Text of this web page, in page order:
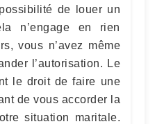
de louer un
n’engage en rien
vous n’avez même
l’autorisation. Le
le droit de faire une
de vous accorder la
situation maritale.